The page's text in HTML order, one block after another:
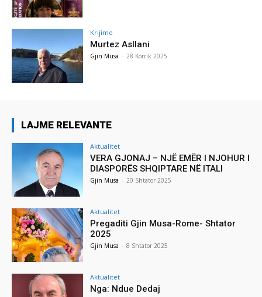
Krijime
Murtez Asllani
Gjin Musa - 28 Korrik 2025
LAJME RELEVANTE
Aktualitet
VERA GJONAJ – NJË EMËR I NJOHUR I
DIASPORËS SHQIPTARE NË ITALI
Gjin Musa - 20 Shtator 2025
Aktualitet
Pregaditi Gjin Musa-Rome- Shtator
2025
Gjin Musa - 8 Shtator 2025
Aktualitet
Nga: Ndue Dedaj